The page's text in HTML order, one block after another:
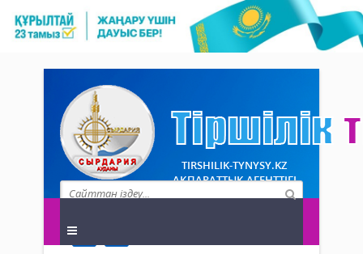
TIRSHILIK-TYNYSY.KZ
АҚПАРАТТЫҚ АГЕНТТІГІ